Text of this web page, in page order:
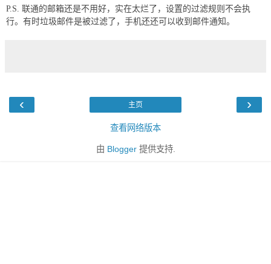
P.S. 联通的邮箱还是不用好，实在太烂了，设置的过滤规则不会执
行。有时垃圾邮件是被过滤了，手机还还可以收到邮件通知。
‹ ›
主页
查看网络版本
由 Blogger提供支持.